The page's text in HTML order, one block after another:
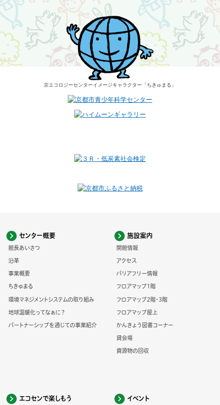
京エコロジーセンターイメージキャラクター 「ちきゅまる」
センター概要
館長あいさつ
沿革
事業概要
ちきゅまる
環境マネジメントシステムの取り組み
地球温暖化ってなぁに？
パートナーシップを通じての事業紹介
施設案内
開館情報
アクセス
バリアフリー情報
フロアマップ1階
フロアマップ2階・3階
フロアマップ屋上
かんきょう図書コーナー
貸会場
資源物の回収
エコセンで楽しもう イベント